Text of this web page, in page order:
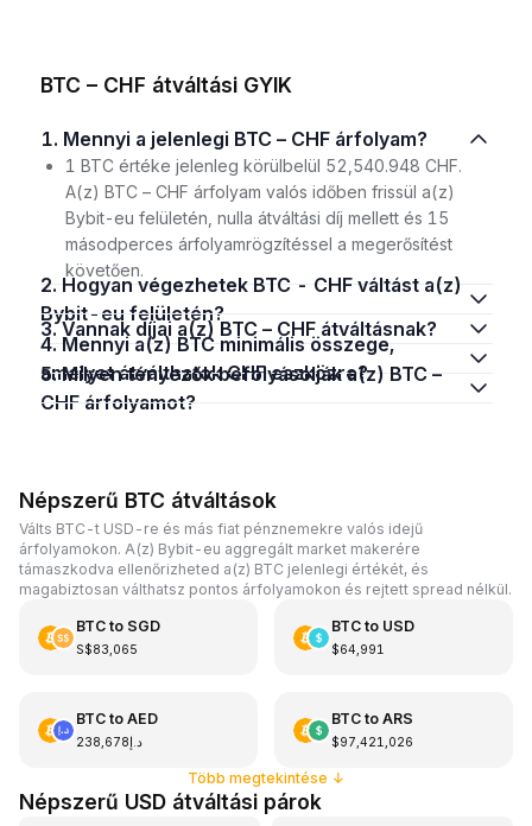
BTC – CHF átváltási GYIK
1. Mennyi a jelenlegi BTC – CHF árfolyam?
1 BTC értéke jelenleg körülbelül 52,540.948 CHF.
A(z) BTC – CHF árfolyam valós időben frissül a(z)
Bybit-eu felületén, nulla átváltási díj mellett és 15
másodperces árfolyamrögzítéssel a megerősítést
követően.
2. Hogyan végezhetek BTC - CHF váltást a(z)
Bybit-eu felületén?
3. Vannak díjai a(z) BTC – CHF átváltásnak?
4. Mennyi a(z) BTC minimális összege,
amelyet átválthatok CHF eszközre?
5. Milyen tényezők befolyásolják a(z) BTC –
CHF árfolyamot?
Népszerű BTC átváltások
Válts BTC-t USD-re és más fiat pénznemekre valós idejű
árfolyamokon. A(z) Bybit-eu aggregált market makerére
támaszkodva ellenőrizheted a(z) BTC jelenlegi értékét, és
magabiztosan válthatsz pontos árfolyamokon és rejtett spread nélkül.
BTCto SGD
S$83,065
BTCto USD
$64,991
BTCto AED
د.إ238,678
BTCto ARS
$97,421,026
Több megtekintése ↓
Népszerű USD átváltási párok